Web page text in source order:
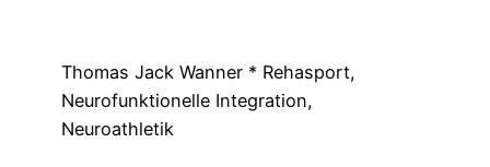
springenThomas Jack Wanner * Rehasport,
Neurofunktionelle Integration,
Neuroathletik